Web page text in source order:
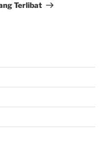
Terlibat